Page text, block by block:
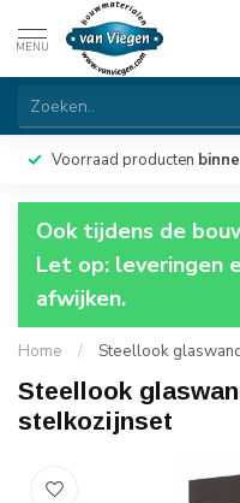
MENU
Voorraad producten
Ook tijdens de
Let op: leveringen
afwijken.
Home / Steellook
Steellook
stelkozijnset